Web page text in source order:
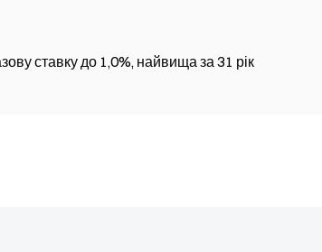
ставку до 1,0%, найвища за 31 рік